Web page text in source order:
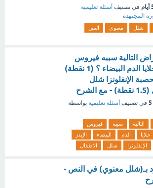
في تصنيف أسئلة تعليمية
المجتهدة
شلل معنوي النص
التالية سببه فيروس
يهاجم خلايا الدم البيضاء ؟ (1 نقطة)
الإنفلونزا شلل
في تصنيف أسئلة تعليمية بواسطة
التالية سببه
فيروس
خلايا الدم البيضاء
الإيدز
الإنفلونزا شلل الاطفال
بـ(شلل معنوي) في النص -